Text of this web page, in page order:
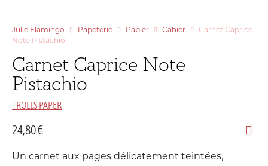
Julie Flamingo Papeterie Papier Cahier
Carnet Caprice
Note Pistachio
Carnet Caprice Note
Pistachio
TROLLS PAPER
24,80€
Un carnet aux pages délicatement teintées,